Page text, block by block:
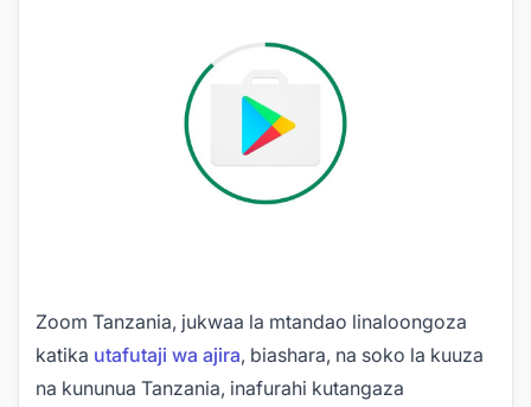
Zoom Tanzania, jukwaa la mtandao linaloongoza
katika utafutaji wa ajira, biashara, na soko la kuuza
na kununua Tanzania, inafurahi kutangaza